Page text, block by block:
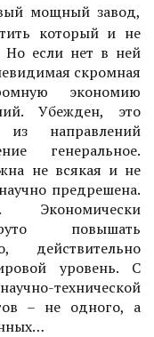
мощный завод,
который и не
Но если нет в ней
скромная
экономию
Убежден, это
направлений
генеральное.
не всякая и не
предрешена.
Экономически
повышать
действительно
уровень. С
технической
– не одного, а